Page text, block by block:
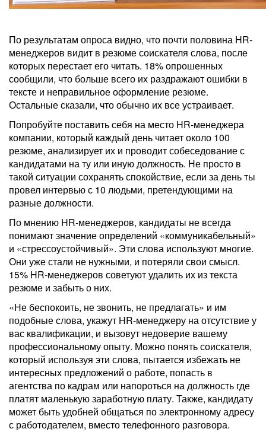
По результатам опроса видно, что почти половина HR-
менеджеров видит в резюме соискателя слова, после
которых перестает его читать. 18% опрошенных
сообщили, что больше всего их раздражают ошибки в
тексте и неправильное оформление резюме.
Остальные сказали, что обычно их все устраивает.
Попробуйте поставить себя на место HR-менеджера
компании, который каждый день читает около 100
резюме, анализирует их и проводит собеседование с
кандидатами на ту или иную должность. Не просто в
такой ситуации сохранять спокойствие, если за день ты
провел интервью с 10 людьми, претендующими на
разные должности.
По мнению HR-менеджеров, кандидаты не всегда
понимают значение определений «коммуникабельный»
и «стрессоустойчивый». Эти слова используют многие.
Они уже стали не нужными, и потеряли свои смысл.
15% HR-менеджеров советуют удалить их из текста
резюме и забыть о них.
«Не беспокоить, не звонить, не предлагать» и им
подобные слова, укажут HR-менеджеру на отсутствие у
вас квалификации, и вызовут недоверие вашему
профессиональному опыту. Можно понять соискателя,
который используя эти слова, пытается избежать не
интересных предложений о работе, попасть в
агентства по кадрам или напороться на должность где
платят маленькую заработную плату. Также, кандидату
может быть удобней общаться по электронному адресу
с работодателем, вместо телефонного разговора.